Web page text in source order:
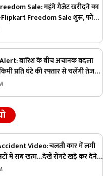
Sale: महंगे गैजेट खरीदने का
Freedom Sale शुरू, फोन
जानें कौन-कौन से ऑफर हैं खास
बारिश के बीच अचानक बदला
प्रति घंटे की रफ्तार से चलेंगी तेज
की चेतावनी
Video: चलती कार में लगी
में सब खत्म…देखें रोंगटे खड़े कर देने